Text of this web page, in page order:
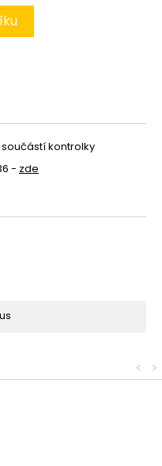
kontrolky
- zde
>
<